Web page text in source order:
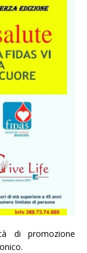
di promozione